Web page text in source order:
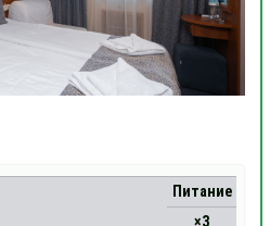
Питание
×3